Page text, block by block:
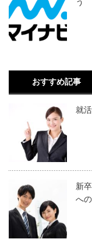
おすすめ記事
就
新
へ